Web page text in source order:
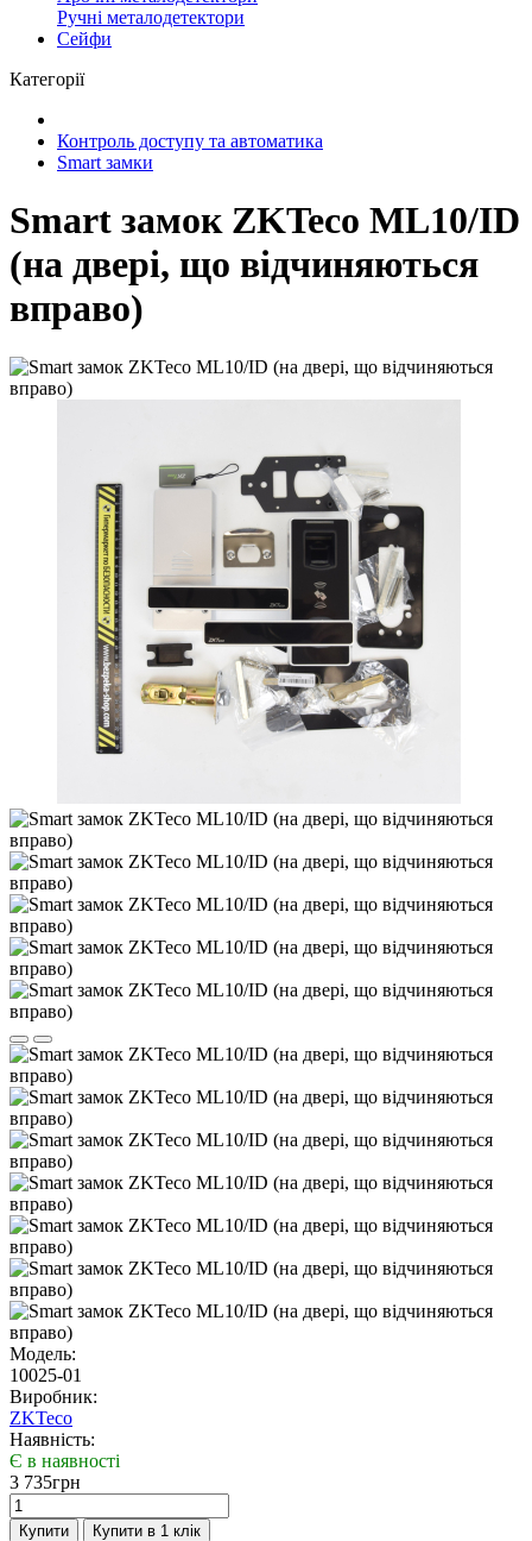
Ручні металодетектори
Сейфи
Категорії
Контроль доступу та автоматика
Smart замки
Smart замок ZKTeco ML10/ID
(на двері, що відчиняються
вправо)
Модель:
10025-01
Виробник:
ZKTeco
Наявність:
Є в наявності
3 735грн
Купити Купити в 1 клік